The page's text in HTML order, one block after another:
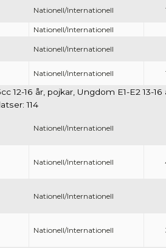
Nationell/Internationell
Nationell/Internationell
Nationell/Internationell
Nationell/Internationell
12-16 år, pojkar, Ungdom E1-E2 13-
114
Nationell/Internationell
Nationell/Internationell
Nationell/Internationell
Nationell/Internationell